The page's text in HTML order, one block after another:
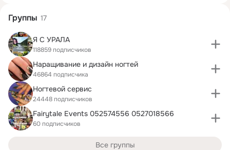
Группы 17
Я С УРАЛА
118859 подписчиков
Наращивание и дизайн ногтей
46864 подписчика
Ногтевой сервис
24448 подписчиков
Fairytale Events 052574556 0527018566
60 подписчиков
Все группы